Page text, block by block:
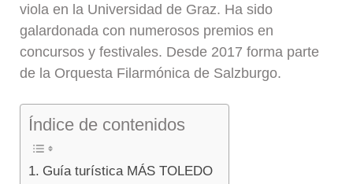
viola en la Universidad de Graz. Ha sido
galardonada con numerosos premios en
concursos y festivales. Desde 2017 forma parte
de la Orquesta Filarmónica de Salzburgo.
Índice de contenidos
Guía turística MÁS TOLEDO